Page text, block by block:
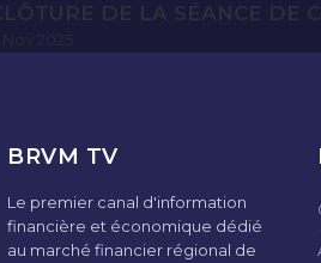
CLÔTURE DE LA SÉANCE DE
BRVM TV
Le premier canal d'information
financière et économique dédié
au marché financier régional de